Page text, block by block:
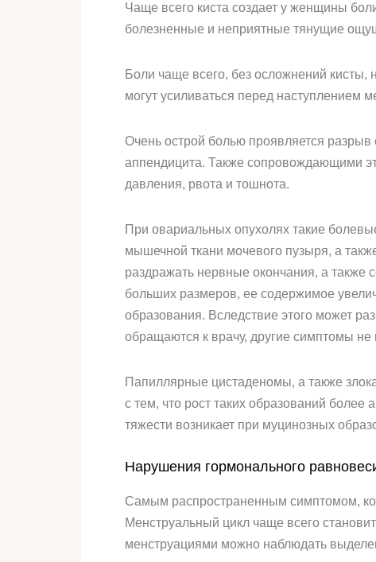
Чаще всего киста создает у женщины
болезненные и неприятные тянущие
Боли чаще всего, без осложнений кисты,
могут усиливаться перед наступлением
Очень острой болью проявляется разрыв
аппендицита. Также сопровождающими
давления, рвота и тошнота.
При овариальных опухолях такие
мышечной ткани мочевого пузыря, а
раздражать нервные окончания, а также
больших размеров, ее содержимое
образования. Вследствие этого может
обращаются к врачу, другие симптомы
Папиллярные цистаденомы, а также
с тем, что рост таких образований более
тяжести возникает при муцинозных
Нарушения гормонального
Самым распространенным симптомом,
Менструальный цикл чаще всего
менструациями можно наблюдать